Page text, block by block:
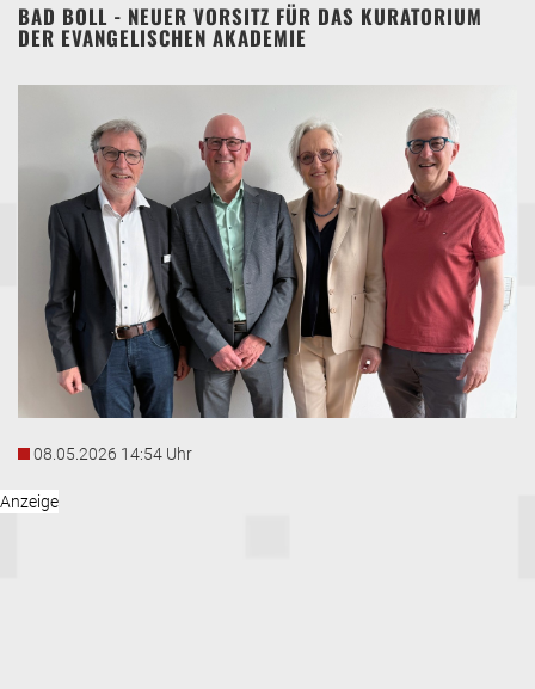
BAD BOLL - NEUER VORSITZ FÜR DAS KURATORIUM
DER EVANGELISCHEN AKADEMIE
08.05.2026 14:54 Uhr